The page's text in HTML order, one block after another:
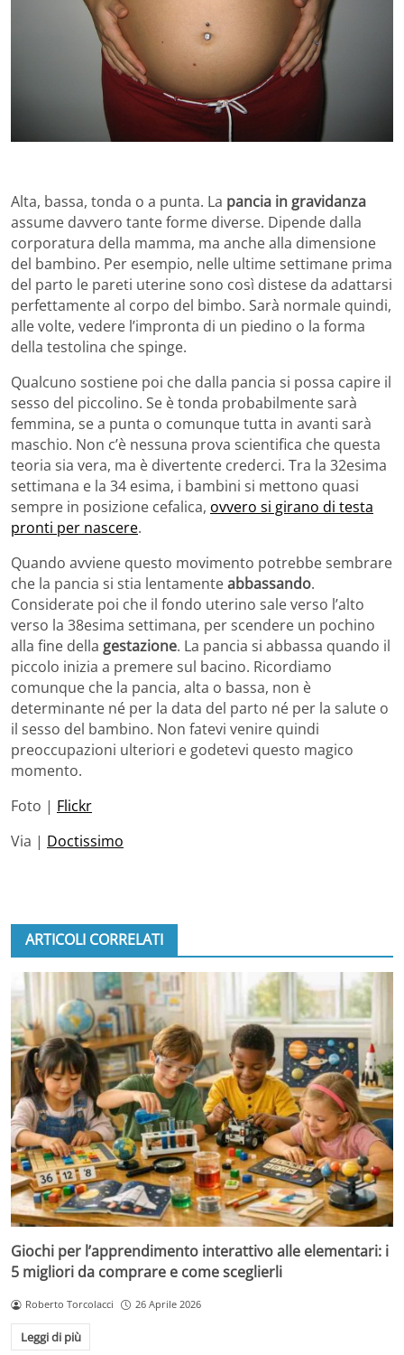
Alta, bassa, tonda o a punta. La pancia in gravidanza
assume davvero tante forme diverse. Dipende dalla
corporatura della mamma, ma anche alla dimensione
del bambino. Per esempio, nelle ultime settimane prima
del parto le pareti uterine sono così distese da adattarsi
perfettamente al corpo del bimbo. Sarà normale quindi,
alle volte, vedere l’impronta di un piedino o la forma
della testolina che spinge.
Qualcuno sostiene poi che dalla pancia si possa capire il
sesso del piccolino. Se è tonda probabilmente sarà
femmina, se a punta o comunque tutta in avanti sarà
maschio. Non c’è nessuna prova scientifica che questa
teoria sia vera, ma è divertente crederci. Tra la 32esima
settimana e la 34 esima, i bambini si mettono quasi
sempre in posizione cefalica, ovvero si girano di testa
pronti per nascere.
Quando avviene questo movimento potrebbe sembrare
che la pancia si stia lentamenteabbassando.
Considerate poi che il fondo uterino sale verso l’alto
verso la 38esima settimana, per scendere un pochino
alla fine della gestazione. La pancia si abbassa quando il
piccolo inizia a premere sul bacino. Ricordiamo
comunque che la pancia, alta o bassa, non è
determinante né per la data del parto né per la salute o
il sesso del bambino. Non fatevi venire quindi
preoccupazioni ulteriori e godetevi questo magico
momento.
Foto | Flickr
Via | Doctissimo
ARTICOLI CORRELATI
Giochi per l’apprendimento interattivo alle elementari: i
5 migliori da comprare e come sceglierli
Roberto Torcolacci 26 Aprile 2026
Leggi di più